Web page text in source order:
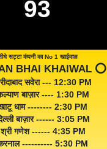
93
सट्टा कंपनी का No 1 खाईवाल
BHAI KHAIWAL ⭕️
सवेरा --- 12:30 PM
बाज़ार ---- 1:30 PM
धाम -------- 2:30 PM
बाज़ार ------ 3:05 PM
गणेश ------ 4:35 PM
---------- 5:30 PM